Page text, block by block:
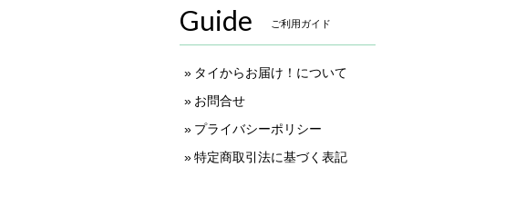
Guide ご利用ガイド
タイからお届け！について
お問合せ
プライバシーポリシー
特定商取引法に基づく表記